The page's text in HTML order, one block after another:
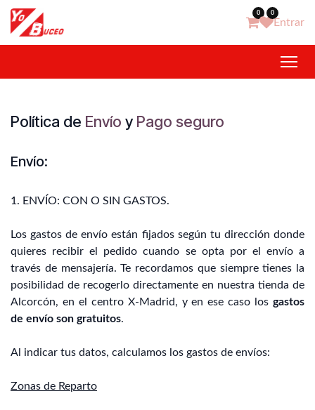
Ir al contenido 0 0
Entrar
Política de Envío y Pago seguro
Envío:
1. ENVÍO: CON O SIN GASTOS.
Los gastos de envío están fijados según tu dirección donde
quieres recibir el pedido cuando se opta por el envío a
través de mensajería. Te recordamos que siempre tienes la
posibilidad de recogerlo directamente en nuestra tienda de
Alcorcón, en el centro X-Madrid, y en ese caso los gastos
de envío son gratuitos.
Al indicar tus datos, calculamos los gastos de envíos:
Zonas de Reparto